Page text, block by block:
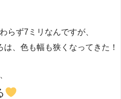
らず7ミリなんですが、
、色も幅も狭くなってきた！